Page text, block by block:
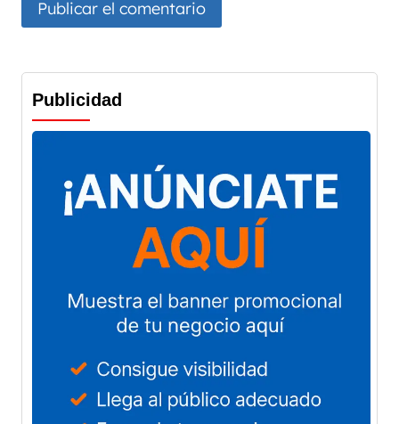
Publicidad